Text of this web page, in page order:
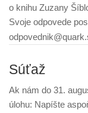
o knihu Zuzany
Svoje odpovede
Súťaž
Ak nám do 31.
úlohu: Napíšte